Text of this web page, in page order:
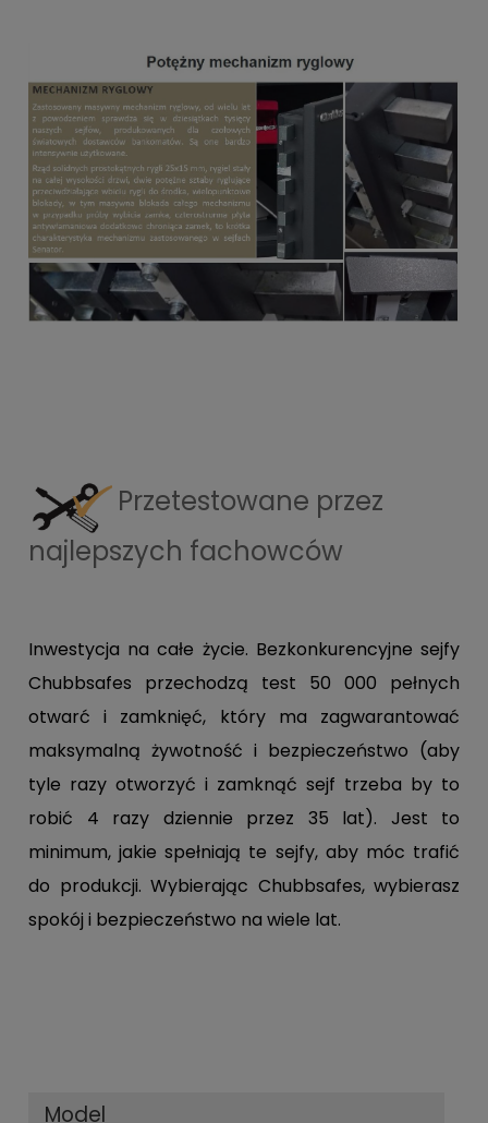
Przetestowane przez
najlepszych fachowców
Inwestycja na całe życie. Bezkonkurencyjne sejfy
Chubbsafes przechodzą test 50 000 pełnych
otwarć i zamknięć, który ma zagwarantować
maksymalną żywotność i bezpieczeństwo (aby
tyle razy otworzyć i zamknąć sejf trzeba by to
robić 4 razy dziennie przez 35 lat). Jest to
minimum, jakie spełniają te sejfy, aby móc trafić
do produkcji. Wybierając Chubbsafes, wybierasz
spokój i bezpieczeństwo na wiele lat.
Model